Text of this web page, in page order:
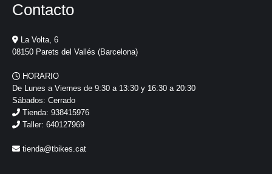
Contacto
La Volta, 6
08150 Parets del Vallés (Barcelona)
HORARIO
De Lunes a Viernes de 9:30 a 13:30 y 16:30 a 20:30
Sábados: Cerrado
Tienda: 938415976
Taller: 640127969
tienda@tbikes.cat